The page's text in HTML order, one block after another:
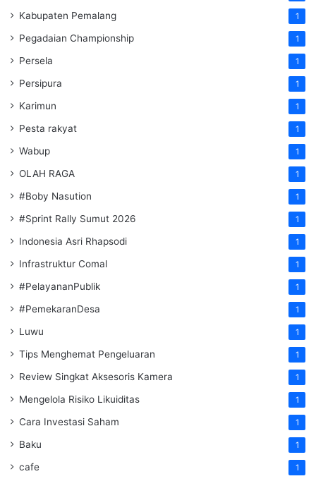
Kabupaten Pemalang 1
Pegadaian Championship 1
Persela 1
Persipura 1
Karimun 1
Pesta rakyat 1
Wabup 1
OLAH RAGA 1
#Boby Nasution 1
#Sprint Rally Sumut 2026 1
Indonesia Asri Rhapsodi 1
Infrastruktur Comal 1
#PelayananPublik 1
#PemekaranDesa 1
Luwu 1
Tips Menghemat Pengeluaran 1
Review Singkat Aksesoris Kamera 1
Mengelola Risiko Likuiditas 1
Cara Investasi Saham 1
Baku 1
cafe 1